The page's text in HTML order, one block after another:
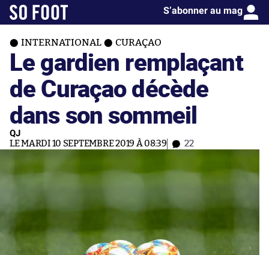
S’abonner au mag
INTERNATIONAL CURAÇAO
Le gardien remplaçant
de Curaçao décède
dans son sommeil
QJ
LE MARDI 10 SEPTEMBRE 2019 À 08:39 22